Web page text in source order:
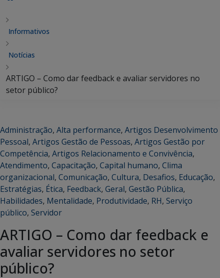
Informativos
Notícias
ARTIGO – Como dar feedback e avaliar servidores no
setor público?
Administração, Alta performance, Artigos Desenvolvimento
Pessoal, Artigos Gestão de Pessoas, Artigos Gestão por
Competência, Artigos Relacionamento e Convivência,
Atendimento, Capacitação, Capital humano, Clima
organizacional, Comunicação, Cultura, Desafios, Educação,
Estratégias, Ética, Feedback, Geral, Gestão Pública,
Habilidades, Mentalidade, Produtividade, RH, Serviço
público, Servidor
ARTIGO – Como dar feedback e
avaliar servidores no setor
público?